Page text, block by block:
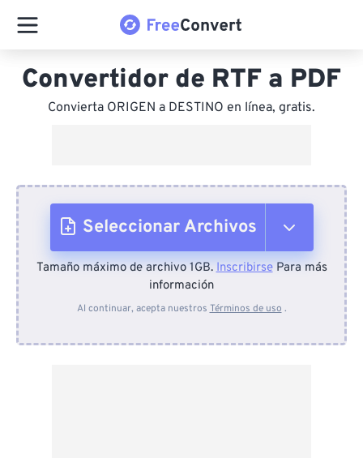
Convertidor de RTF a PDF
Convierta ORIGEN a DESTINO en línea, gratis.
Seleccionar Archivos
Desde el dispositivo
Tamaño máximo de archivo 1GB.InscribirsePara más
información
Al continuar, acepta nuestros Términos de uso .